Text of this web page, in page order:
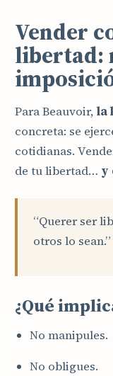
Vender
libertad:
Para Beauvoir, la
concreta: se
cotidianas.
de tu libertad… y
“Querer ser
otros lo
¿Qué
No manipules.
No obligues.